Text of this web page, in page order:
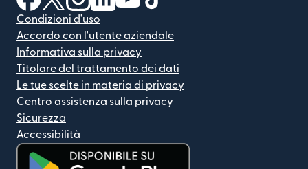
Condizioni d'uso
Accordo con l'utente aziendale
Informativa sulla privacy
Titolare del trattamento dei dati
Le tue scelte in materia di privacy
Centro assistenza sulla privacy
Sicurezza
Accessibilità